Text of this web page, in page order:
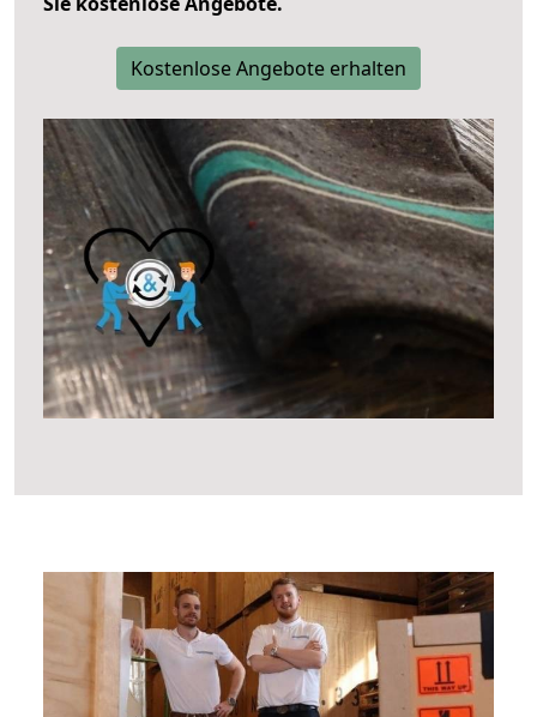
Kostenlose Angebote erhalten